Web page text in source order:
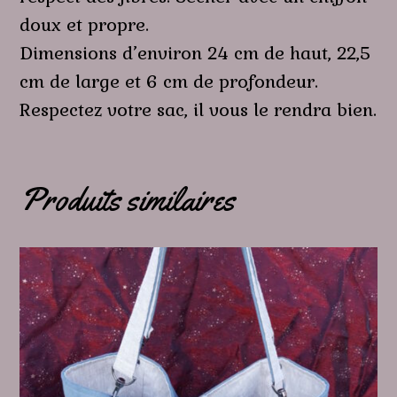
doux et propre.
Dimensions d’environ 24 cm de haut, 22,5
cm de large et 6 cm de profondeur.
Respectez votre sac, il vous le rendra bien.
Produits similaires
Ce
produit
a
plusieurs
variations.